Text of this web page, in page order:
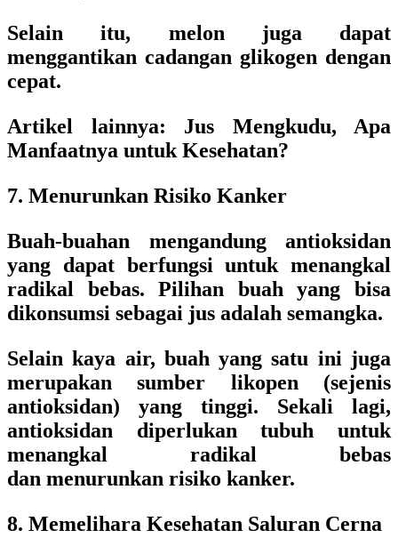
Selain itu, melon juga dapat
menggantikan cadangan glikogen dengan
cepat.
Artikel lainnya: Jus Mengkudu, Apa
Manfaatnya untuk Kesehatan?
7. Menurunkan Risiko Kanker
Buah-buahan mengandung antioksidan
yang dapat berfungsi untuk menangkal
radikal bebas. Pilihan buah yang bisa
dikonsumsi sebagai jus adalah semangka.
Selain kaya air, buah yang satu ini juga
merupakan sumber likopen (sejenis
antioksidan) yang tinggi. Sekali lagi,
antioksidan diperlukan tubuh untuk
menangkal radikal bebas
dan menurunkan risiko kanker.
8. Memelihara Kesehatan Saluran Cerna